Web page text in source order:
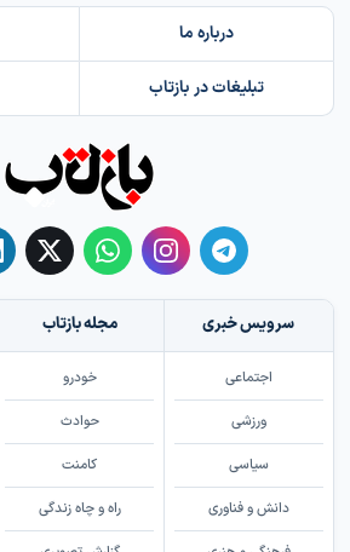
درباره ما
تبلیغات در بازتاب
سرویس خبری
اجتماعی
ورزشی
سیاسی
دانش و فناوری
مجله بازتاب
خودرو
حوادث
کامنت
راه و چاه زندگی